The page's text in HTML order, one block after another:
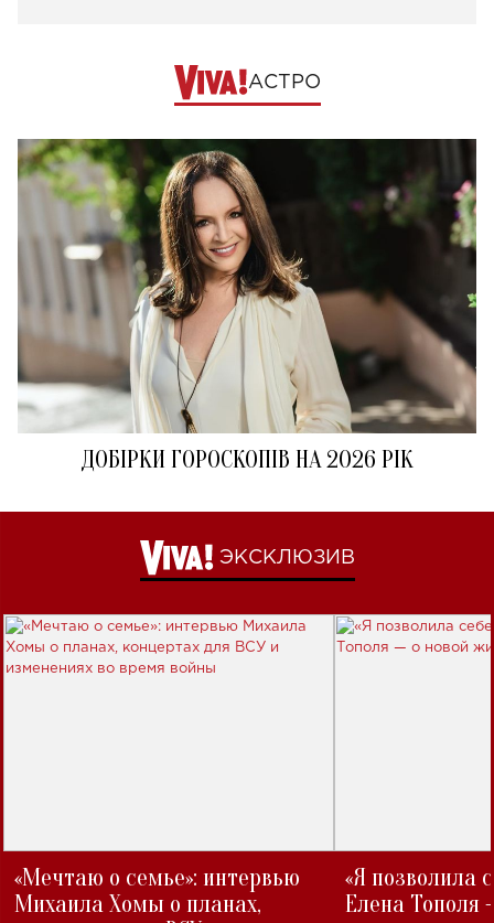
АСТРО
ДОБІРКИ ГОРОСКОПІВ НА 2026 РІК
ЭКСКЛЮЗИВ
«Мечтаю о семье»: интервью
Михаила Хомы о планах,
«Я позволила
Елена Тополя